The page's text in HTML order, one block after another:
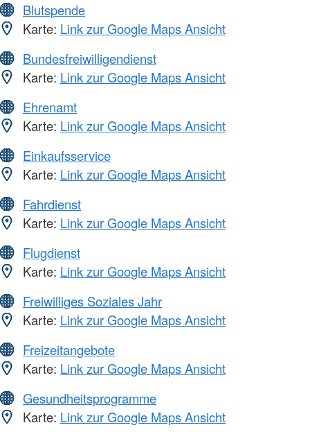
Blutspende
Karte: Link zur Google Maps Ansicht
Bundesfreiwilligendienst
Karte: Link zur Google Maps Ansicht
Ehrenamt
Karte: Link zur Google Maps Ansicht
Einkaufsservice
Karte: Link zur Google Maps Ansicht
Fahrdienst
Karte: Link zur Google Maps Ansicht
Flugdienst
Karte: Link zur Google Maps Ansicht
Freiwilliges Soziales Jahr
Karte: Link zur Google Maps Ansicht
Freizeitangebote
Karte: Link zur Google Maps Ansicht
Gesundheitsprogramme
Karte: Link zur Google Maps Ansicht